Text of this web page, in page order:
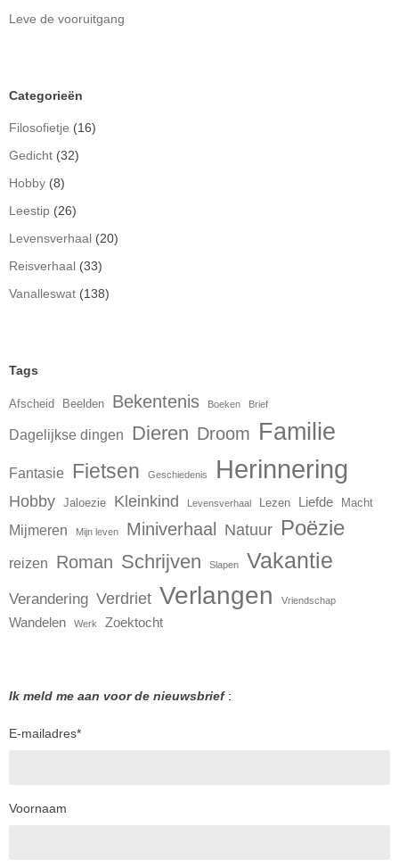
Leve de vooruitgang
Categorieën
Filosofietje (16)
Gedicht (32)
Hobby (8)
Leestip (26)
Levensverhaal (20)
Reisverhaal (33)
Vanalleswat (138)
Tags
Afscheid Beelden Bekentenis Boeken Brief
Dagelijkse dingen Dieren Droom Familie
Fantasie Fietsen Geschiedenis Herinnering
Hobby Jaloezie Kleinkind Levensverhaal Lezen Liefde Macht
Mijmeren Mijn leven Miniverhaal Natuur Poëzie
reizen Roman Schrijven Slapen Vakantie
Verandering Verdriet Verlangen Vriendschap
Wandelen Werk Zoektocht
Ik meld me aan voor de nieuwsbrief:
E-mailadres*
Voornaam